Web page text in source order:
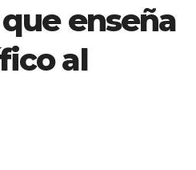
enseña
al